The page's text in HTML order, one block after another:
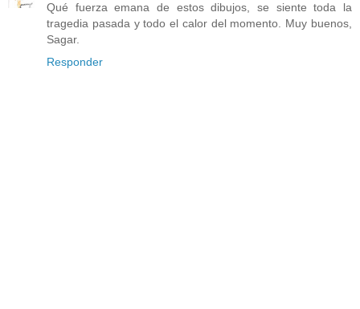
Qué fuerza emana de estos dibujos, se siente toda la
tragedia pasada y todo el calor del momento. Muy buenos,
Sagar.
Responder